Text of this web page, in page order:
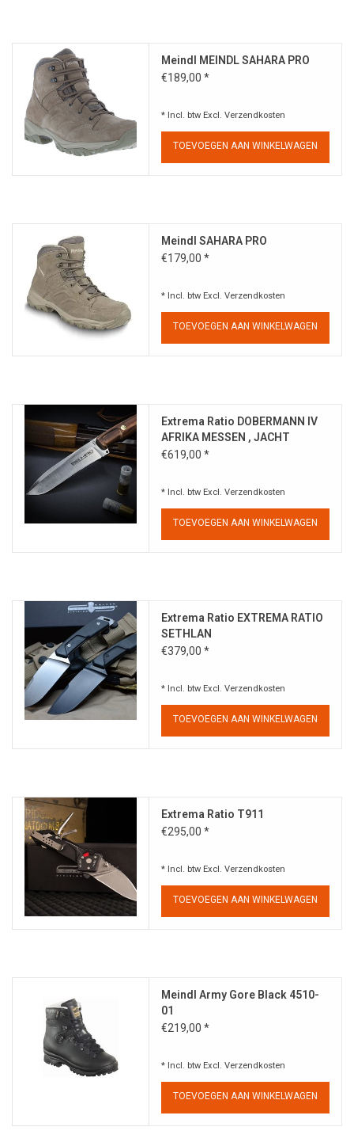
Meindl MEINDL SAHARA PRO
€189,00 *
* Incl. btw Excl.Verzendkosten
TOEVOEGEN AAN WINKELWAGEN
Meindl SAHARA PRO
€179,00 *
* Incl. btw Excl.Verzendkosten
TOEVOEGEN AAN WINKELWAGEN
Extrema Ratio DOBERMANN IV
AFRIKA MESSEN , JACHT
€619,00 *
* Incl. btw Excl.Verzendkosten
TOEVOEGEN AAN WINKELWAGEN
Extrema Ratio EXTREMA RATIO
SETHLAN
€379,00 *
* Incl. btw Excl.Verzendkosten
TOEVOEGEN AAN WINKELWAGEN
Extrema Ratio T911
€295,00 *
* Incl. btw Excl.Verzendkosten
TOEVOEGEN AAN WINKELWAGEN
Meindl Army Gore Black 4510-
01
€219,00 *
* Incl. btw Excl.Verzendkosten
TOEVOEGEN AAN WINKELWAGEN